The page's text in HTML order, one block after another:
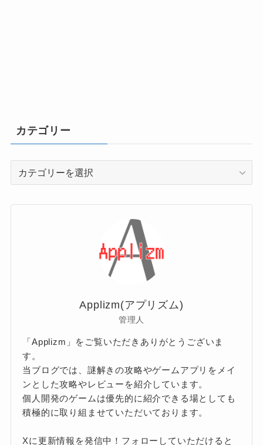
カテゴリー
Applizm(アプリズム)
管理人
「Applizm」をご覧いただきありがとうございま
す。
当ブログでは、謎解きの攻略やゲームアプリをメイ
ンとした攻略やレビューを紹介しています。
個人開発のゲームは優先的に紹介できる場としても
積極的に取り組ませていただいております。
Xに更新情報を発信中！フォローしていただけると